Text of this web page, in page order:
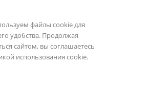
файлы cookie для
удобства. Продолжая
сайтом, вы соглашаетесь
использования cookie.